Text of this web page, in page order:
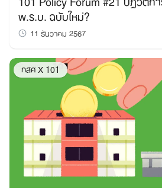
พ.ร.บ. ฉบับใหม่?
11 ธันวาคม 2567
กสศ X 101